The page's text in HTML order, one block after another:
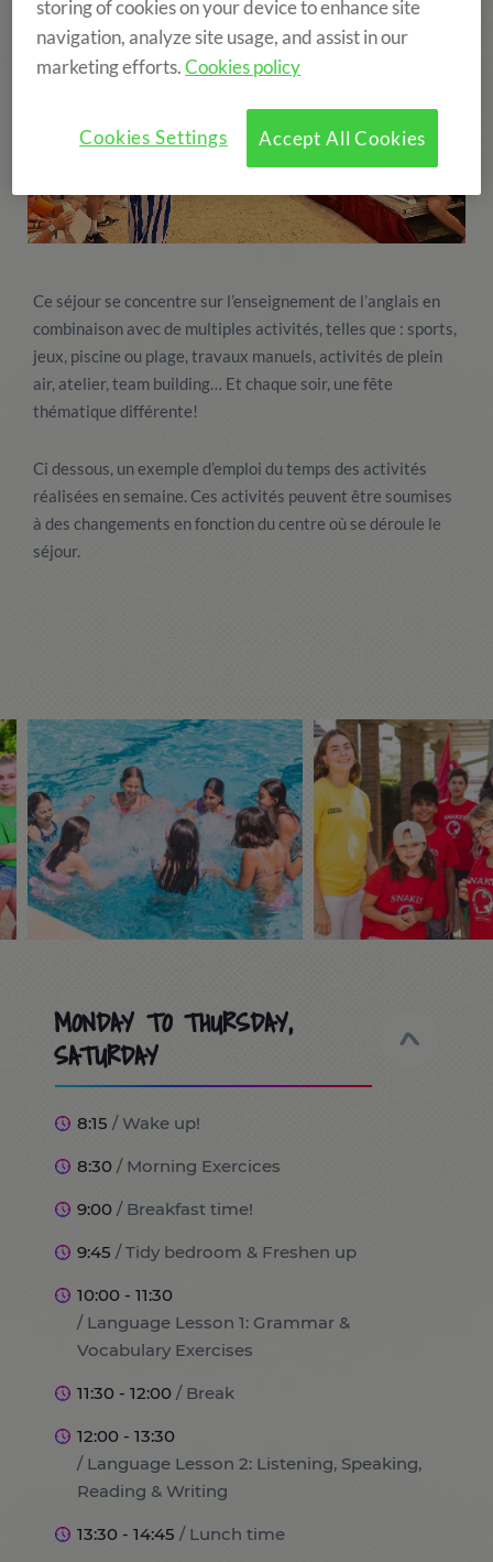
Ce séjour se concentre sur l’enseignement de l’anglais en
combinaison avec de multiples activités, telles que : sports,
jeux, piscine ou plage, travaux manuels, activités de plein
air, atelier, team building… Et chaque soir, une fête
thématique différente!
Ci dessous, un exemple d’emploi du temps des activités
réalisées en semaine. Ces activités peuvent être soumises
à des changements en fonction du centre où se déroule le
séjour.
MONDAY TO THURSDAY,
SATURDAY
8:15 / Wake up!
8:30 / Morning Exercices
9:00 / Breakfast time!
9:45 / Tidy bedroom & Freshen up
10:00 - 11:30
/ Language Lesson 1: Grammar &
Vocabulary Exercises
11:30 - 12:00 / Break
12:00 - 13:30
/ Language Lesson 2: Listening, Speaking,
Reading & Writing
13:30 - 14:45 / Lunch time
storing of cookies on your device to enhance site
navigation, analyze site usage, and assist in our
marketing efforts.Cookies policy
Accept All Cookies
Cookies Settings